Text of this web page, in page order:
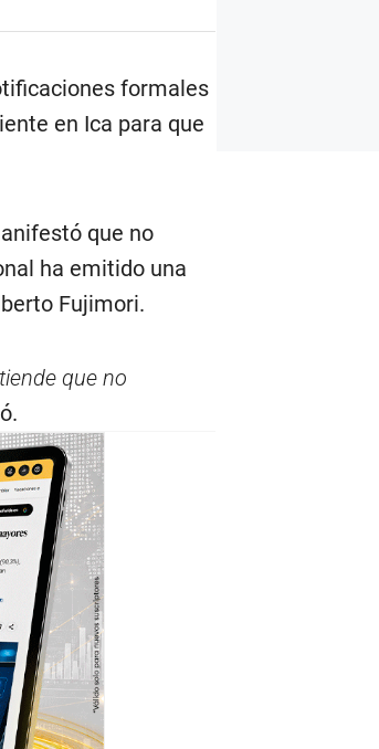
formales
en Ica para que
que no
ha emitido una
Fujimori.
que no